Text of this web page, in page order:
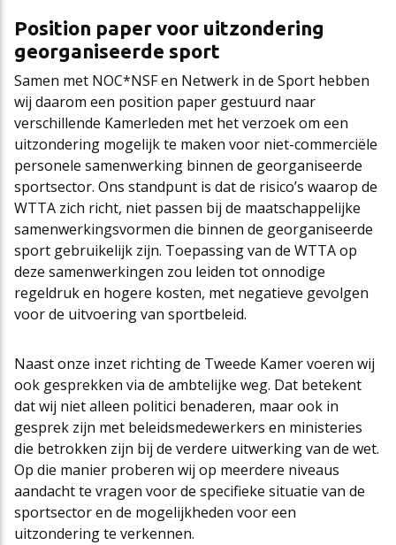
Position paper voor uitzondering
georganiseerde sport
Samen met NOC*NSF en Netwerk in de Sport hebben
wij daarom een position paper gestuurd naar
verschillende Kamerleden met het verzoek om een
uitzondering mogelijk te maken voor niet-commerciële
personele samenwerking binnen de georganiseerde
sportsector. Ons standpunt is dat de risico’s waarop de
WTTA zich richt, niet passen bij de maatschappelijke
samenwerkingsvormen die binnen de georganiseerde
sport gebruikelijk zijn. Toepassing van de WTTA op
deze samenwerkingen zou leiden tot onnodige
regeldruk en hogere kosten, met negatieve gevolgen
voor de uitvoering van sportbeleid.
Naast onze inzet richting de Tweede Kamer voeren wij
ook gesprekken via de ambtelijke weg. Dat betekent
dat wij niet alleen politici benaderen, maar ook in
gesprek zijn met beleidsmedewerkers en ministeries
die betrokken zijn bij de verdere uitwerking van de wet.
Op die manier proberen wij op meerdere niveaus
aandacht te vragen voor de specifieke situatie van de
sportsector en de mogelijkheden voor een
uitzondering te verkennen.